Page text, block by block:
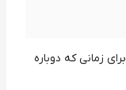
زمانی که دوباره